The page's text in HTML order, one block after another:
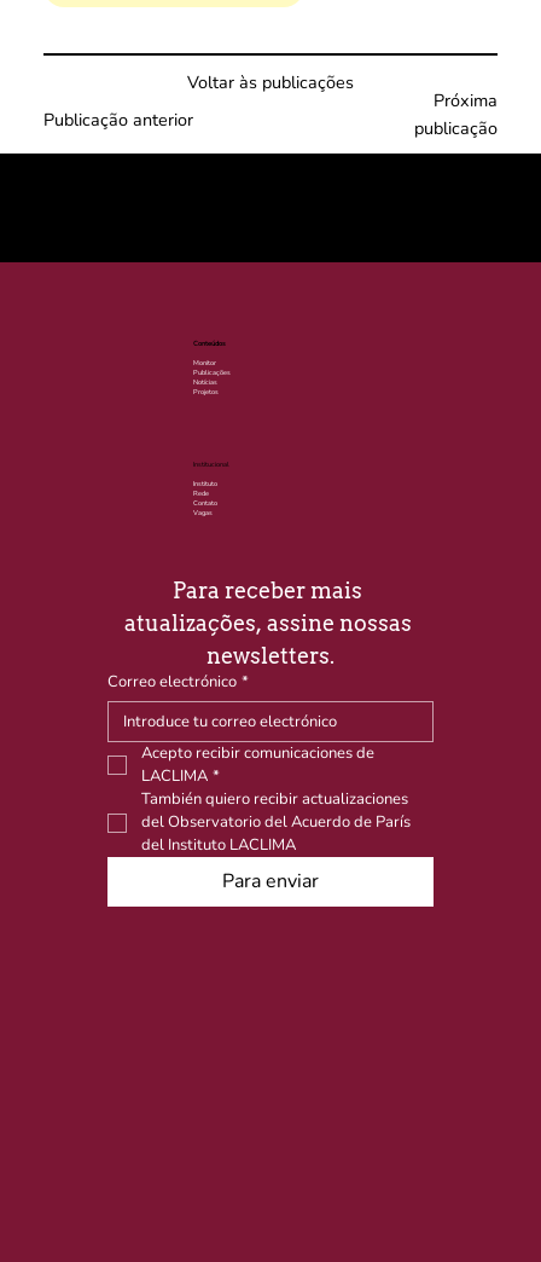
Voltar às publicações
Publicação anterior
Próxima
publicação
Conteúdos
Monitor
Publicações
Notícias
Projetos
Institucional
Instituto
Rede
Contato
Vagas
Para receber mais
atualizações, assine nossas
newsletters.
Correo electrónico *
Acepto recibir comunicaciones de
LACLIMA *
También quiero recibir actualizaciones
del Observatorio del Acuerdo de París
del Instituto LACLIMA
Para enviar